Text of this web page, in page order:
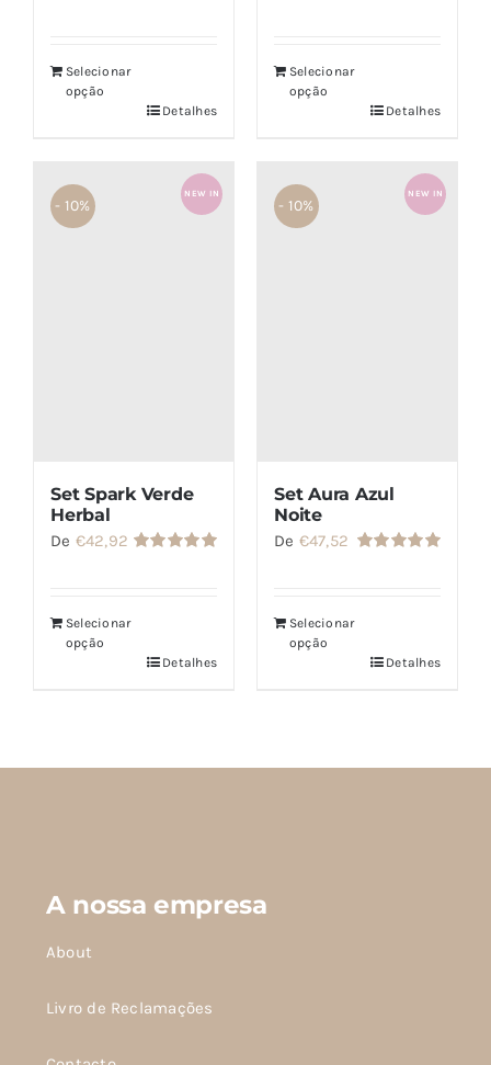
Selecionar
opção
Detalhes
Selecionar
opção
Detalhes
NEW IN
- 10%
Set Spark Verde
Herbal
De €42,92
Selecionar
opção
Detalhes
NEW IN
- 10%
Set Aura Azul
Noite
De €47,52
Selecionar
opção
Detalhes
A nossa empresa
About
Livro de Reclamações